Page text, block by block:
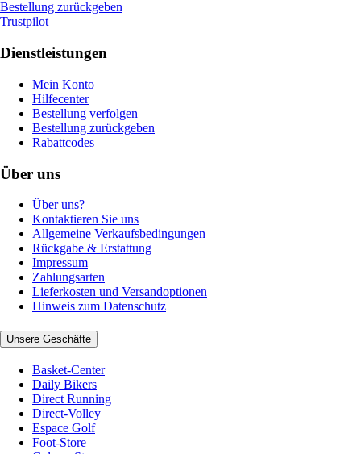
Bestellung zurückgeben
Trustpilot
Dienstleistungen
Mein Konto
Hilfecenter
Bestellung verfolgen
Bestellung zurückgeben
Rabattcodes
Über uns
Über uns?
Kontaktieren Sie uns
Allgemeine Verkaufsbedingungen
Rückgabe & Erstattung
Impressum
Zahlungsarten
Lieferkosten und Versandoptionen
Hinweis zum Datenschutz
Unsere Geschäfte
Basket-Center
Daily Bikers
Direct Running
Direct-Volley
Espace Golf
Foot-Store